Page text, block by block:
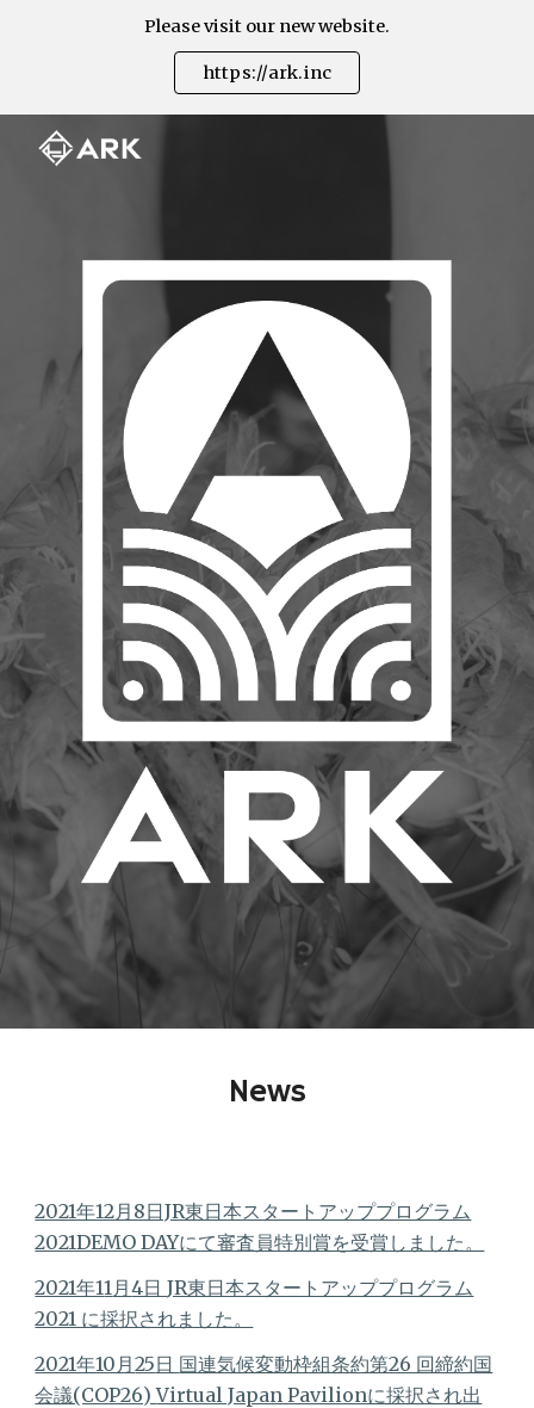
Please visit our new website.
https://ark.inc
News
2021年12月8日JR東日本スタートアッププログラム
2021DEMO DAYにて審査員特別賞を受賞しました。
2021年11月4日 JR東日本スタートアッププログラム
2021 に採択されました。
2021年10月25日 国連気候変動枠組条約第26 回締約国
会議(COP26) Virtual Japan Pavilionに採択され出